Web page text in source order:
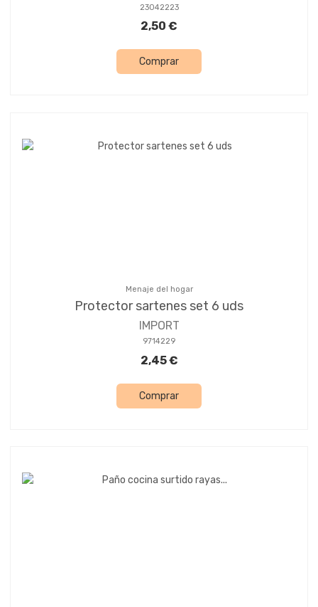
23042223
2,50 €
Comprar
Menaje del hogar
Protector sartenes set 6 uds
IMPORT
9714229
2,45 €
Comprar